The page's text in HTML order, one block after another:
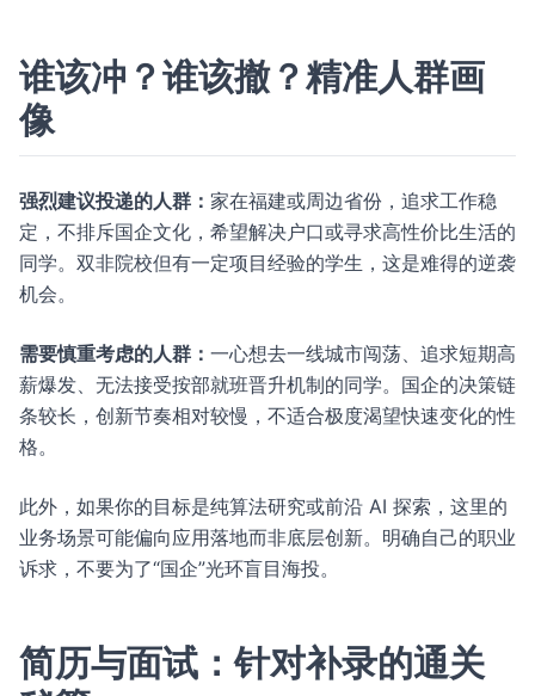
谁该冲？谁该撤？精准人群画
像
强烈建议投递的人群： 家在福建或周边省份，追求工作稳
定，不排斥国企文化，希望解决户口或寻求高性价比生活的
同学。双非院校但有一定项目经验的学生，这是难得的逆袭
机会。
需要慎重考虑的人群： 一心想去一线城市闯荡、追求短期高
薪爆发、无法接受按部就班晋升机制的同学。国企的决策链
条较长，创新节奏相对较慢，不适合极度渴望快速变化的性
格。
此外，如果你的目标是纯算法研究或前沿 AI 探索，这里的
业务场景可能偏向应用落地而非底层创新。明确自己的职业
诉求，不要为了“国企”光环盲目海投。
简历与面试：针对补录的通关